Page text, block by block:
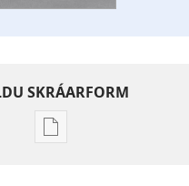
SKRÁARFORM
Möguleikar